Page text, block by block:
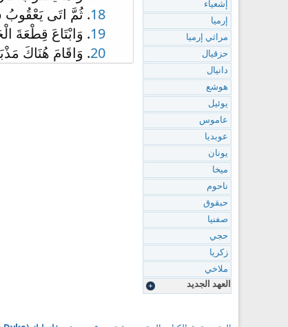
18. ثُمَّ اتَى يَعْقُوبُ
19. وَابْتَاعَ قِطْعَةَ
20. وَاقَامَ هُنَاكَ
إشعياء
إرميا
مراثي إرميا
حزقيال
دانيال
هوشع
يوئيل
عاموس
عوبديا
يونان
ميخا
ناحوم
حبقوق
صفنيا
حجي
زكريا
ملاخي
العهد الجديد